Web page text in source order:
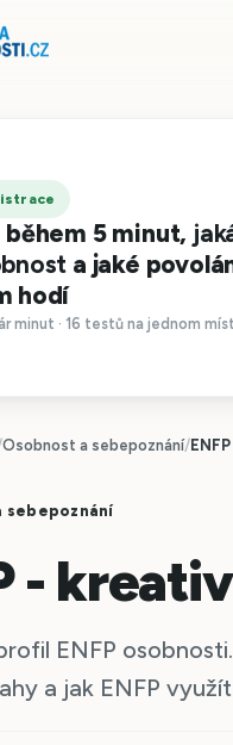
5 minut,
a jaké
hodí
minut · 16 testů na jednom
Osobnost a sebepoznání/
sebepoznání
-
ENFP
a jak ENFP